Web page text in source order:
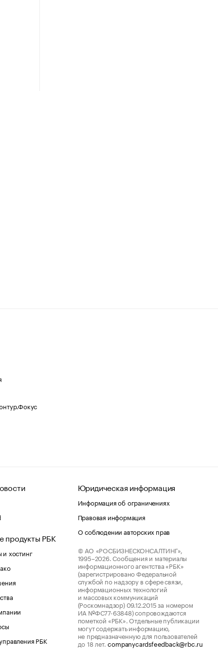
продукты РБК
хостинг
РБК
Юридическая информация
Информация об ограничениях
Правовая информация
О соблюдении авторских прав
© АО «РОСБИЗНЕСКОНСАЛТИНГ»,
1995–2026. Сообщения и материалы
информационного агентства «РБК»
(зарегистрировано Федеральной
службой по надзору в сфере связи,
информационных технологий
и массовых коммуникаций
(Роскомнадзор) 09.12.2015 за номером
ИА №ФС77-63848) сопровождаются
пометкой «РБК». Отдельные публикации
могут содержать информацию,
не предназначенную для пользователей
до 18 лет.companycardsfeedback@rbc.ru